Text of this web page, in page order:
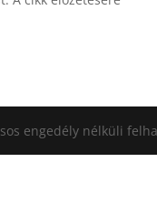
engedély nélküli